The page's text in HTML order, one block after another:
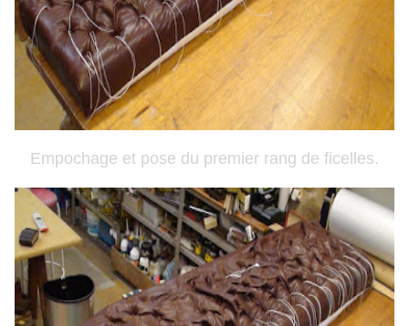
Empochage et pose du premier rang de ficelles.